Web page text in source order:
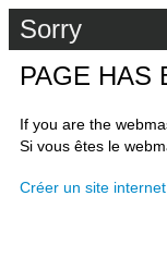
Sorry
PAGE HAS
If you are the
Si vous êtes le
Créer un site internet